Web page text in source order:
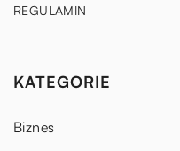
REGULAMIN
KATEGORIE
Biznes